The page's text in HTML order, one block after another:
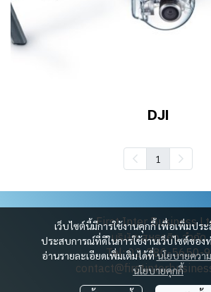
DJI
1
เว็บไซต์นี้มีการใช้งานคุกกี้ เพื่อเพิ่มปร
ประสบการณ์ที่ดีในการใช้งานเว็บไซต์ของ
อ่านรายละเอียดเพิ่มเติมได้ที่นโยบายควา
นโยบายคุกกี้
First Inter Business
บริษัท สหธุรกิจ จำกัด
Tel: 02-280-5650-9